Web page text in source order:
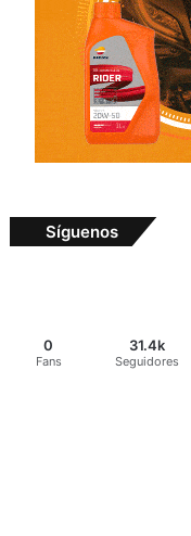
Síguenos
0
Fans
31.4k
Seguidores